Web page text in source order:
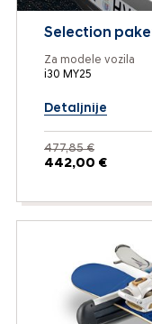
Selection
Za modele vozila
i30 MY25
Detaljnije
477,85 €
442,00 €